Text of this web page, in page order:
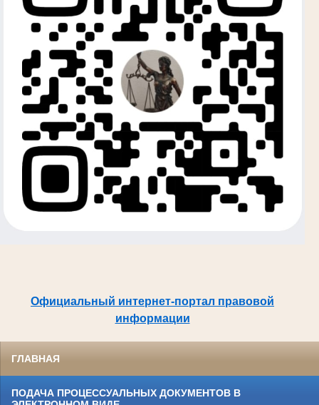
Официальный интернет-портал правовой
информации
ГЛАВНАЯ
ПОДАЧА ПРОЦЕССУАЛЬНЫХ ДОКУМЕНТОВ В